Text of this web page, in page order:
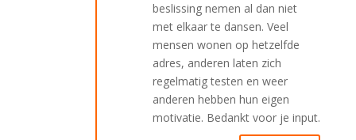
beslissing nemen al dan niet
met elkaar te dansen. Veel
mensen wonen op hetzelfde
adres, anderen laten zich
regelmatig testen en weer
anderen hebben hun eigen
motivatie. Bedankt voor je input.